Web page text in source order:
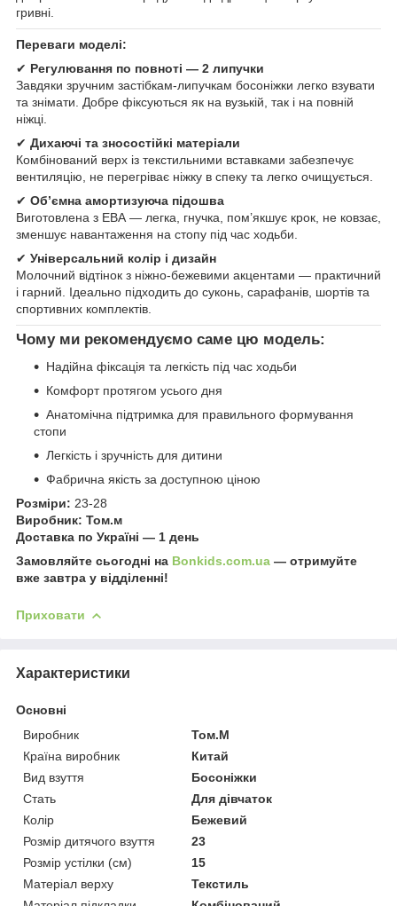
гривні.
Переваги моделі:
✔ Регулювання по повноті — 2 липучки
Завдяки зручним застібкам-липучкам босоніжки легко взувати
та знімати. Добре фіксуються як на вузькій, так і на повній
ніжці.
✔ Дихаючі та зносостійкі матеріали
Комбінований верх із текстильними вставками забезпечує
вентиляцію, не перегріває ніжку в спеку та легко очищується.
✔ Об’ємна амортизуюча підошва
Виготовлена з ЕВА — легка, гнучка, пом’якшує крок, не ковзає,
зменшує навантаження на стопу під час ходьби.
✔ Універсальний колір і дизайн
Молочний відтінок з ніжно-бежевими акцентами — практичний
і гарний. Ідеально підходить до суконь, сарафанів, шортів та
спортивних комплектів.
Чому ми рекомендуємо саме цю модель:
Надійна фіксація та легкість під час ходьби
Комфорт протягом усього дня
Анатомічна підтримка для правильного формування
стопи
Легкість і зручність для дитини
Фабрична якість за доступною ціною
Розміри: 23-28
Виробник: Том.м
Доставка по Україні — 1 день
Замовляйте сьогодні на Bonkids.com.ua — отримуйте
вже завтра у відділенні!
Приховати
Характеристики
Основні
Виробник
Том.М
Країна виробник
Китай
Вид взуття
Босоніжки
Стать
Для дівчаток
Колір
Бежевий
Розмір дитячого взуття
23
Розмір устілки (см)
15
Матеріал верху
Текстиль